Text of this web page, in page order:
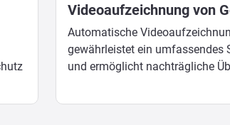
Videoaufzeichnung von
Automatische
gewährleistet ein umfassendes
und ermöglicht nachträgliche